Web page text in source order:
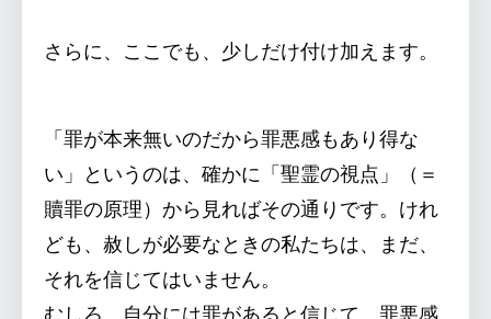
さらに、ここでも、少しだけ付け加えます。
「罪が本来無いのだから罪悪感もあり得な
い」というのは、確かに「聖霊の視点」（＝
贖罪の原理）から見ればその通りです。けれ
ども、赦しが必要なときの私たちは、まだ、
それを信じてはいません。